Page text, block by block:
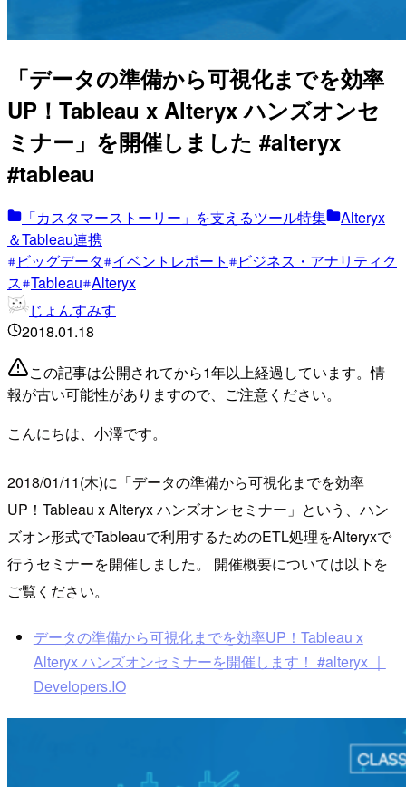
「データの準備から可視化までを効率
UP！Tableau x Alteryx ハンズオンセ
ミナー」を開催しました #alteryx
#tableau
「カスタマーストーリー」を支えるツール特集
Alteryx
＆Tableau連携
ビッグデータ イベントレポート
ビジネス・アナリティク
ス Tableau Alteryx
じょんすみす
2018.01.18
この記事は公開されてから1年以上経過しています。情
報が古い可能性がありますので、ご注意ください。
こんにちは、小澤です。
2018/01/11(木)に「データの準備から可視化までを効率
UP！Tableau x Alteryx ハンズオンセミナー」という、ハン
ズオン形式でTableauで利用するためのETL処理をAlteryxで
行うセミナーを開催しました。 開催概要については以下を
ご覧ください。
データの準備から可視化までを効率UP！Tableau x
Alteryx ハンズオンセミナーを開催します！ #alteryx ｜
Developers.IO